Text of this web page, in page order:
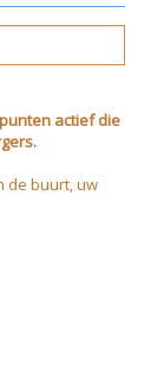
actief die
de buurt, uw